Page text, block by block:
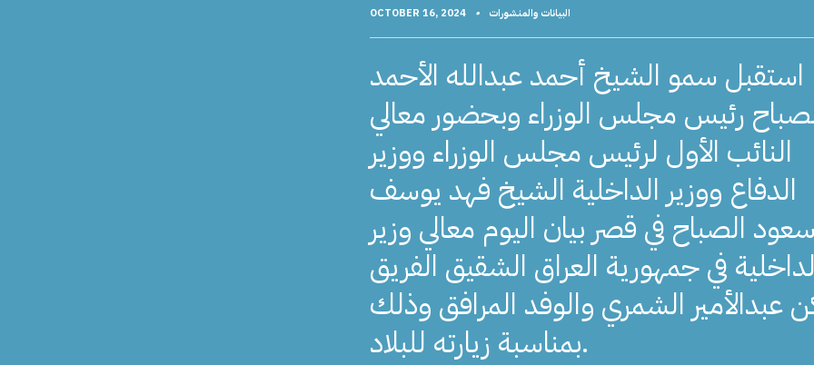
OCTOBER 16, 2024 • البيانات والمنشورات
استقبل سمو الشيخ أحمد عبدالله الأحمد
رئيس مجلس الوزراء وبحضور معالي
النائب الأول لرئيس مجلس الوزراء ووزير
الدفاع ووزير الداخلية الشيخ فهد يوسف
سعود الصباح في قصر بيان اليوم معالي وزير
في جمهورية العراق الشقيق الفريق
عبدالأمير الشمري والوفد المرافق وذلك
بمناسبة زيارته للبلاد.